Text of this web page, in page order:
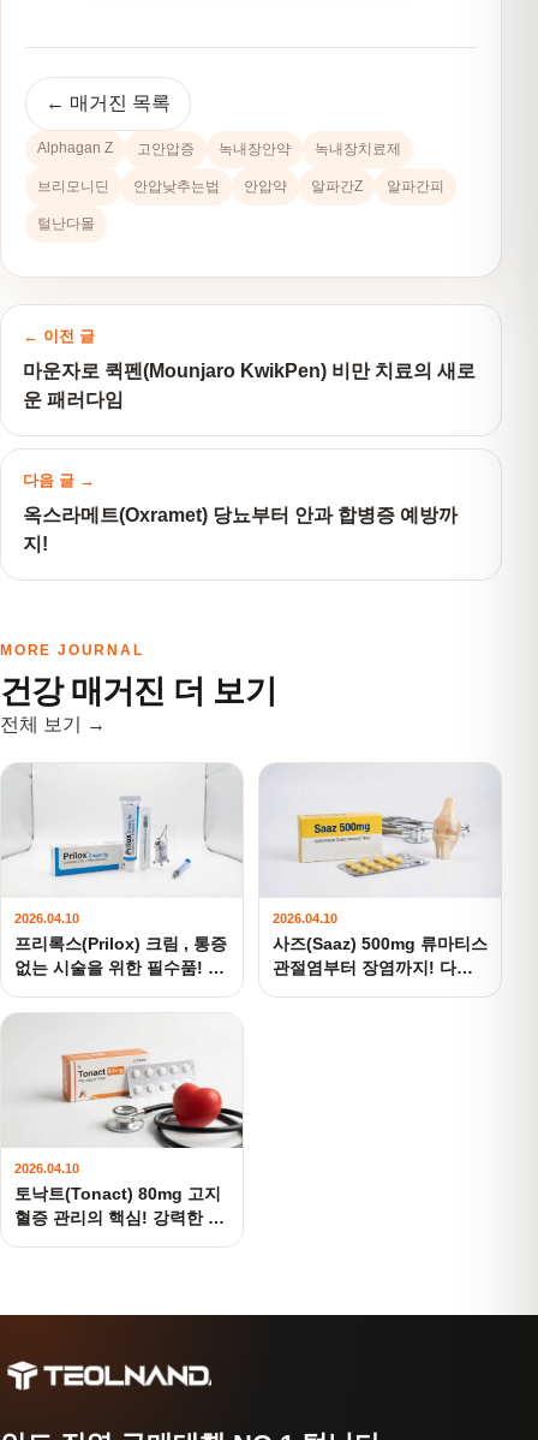
← 매거진 목록
Alphagan Z 고안압증 녹내장안약 녹내장치료제
브리모니딘 안압낮추는법 안압약 알파간Z 알파간피
털난다몰
← 이전 글
마운자로 퀵펜(Mounjaro KwikPen) 비만 치료의 새로
운 패러다임
다음 글 →
옥스라메트(Oxramet) 당뇨부터 안과 합병증 예방까
지!
MORE JOURNAL
건강 매거진 더 보기
전체 보기 →
2026.04.10
프리록스(Prilox) 크림 , 통증
없는 시술을 위한 필수품! 바
2026.04.10
사즈(Saaz) 500mg 류마티스
관절염부터 장염까지! 다목
2026.04.10
토낙트(Tonact) 80mg 고지
혈증 관리의 핵심! 강력한 스